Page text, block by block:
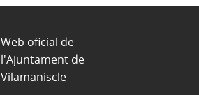
Web oficial de
l'Ajuntament de
Vilamaniscle